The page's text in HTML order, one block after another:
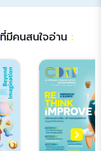
ที่มีคนสนใจอ่าน :